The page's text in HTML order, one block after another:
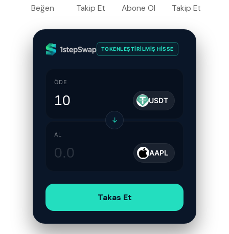
Beğen Takip Et Abone Ol Takip Et
TOKENLEŞTIRILMIŞ HISSE
ÖDE
USDT
↓
AL
AAPL
Takas Et